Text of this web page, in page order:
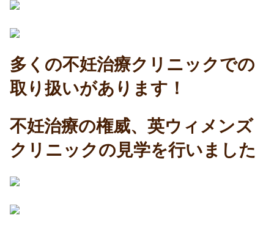
多くの不妊治療クリニックでの
取り扱いがあります！
不妊治療の権威、英ウィメンズ
クリニックの見学を行いました